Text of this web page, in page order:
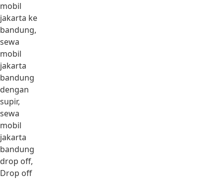
mobil
jakarta ke
bandung,
sewa
mobil
jakarta
bandung
dengan
supir,
sewa
mobil
jakarta
bandung
drop off,
Drop off